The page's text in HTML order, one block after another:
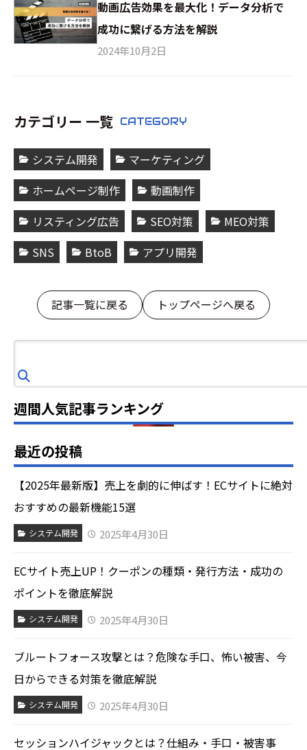
動画広告効果を最大化！データ分析で
成功に繋げる方法を解説
2024年10月2日
カテゴリー 一覧 CATEGORY
システム開発
マーケティング
ホームページ制作
動画制作
リスティング広告
SEO対策
MEO対策
SNS
BtoB アプリ開発
記事一覧に戻る トップページへ戻る
索
週間人気記事ランキング
最近の投稿
【2025年最新版】売上を劇的に伸ばす！ECサイトに絶対
おすすめの最新機能15選
システム開発 2025年4月30日
ECサイト売上UP！クーポンの種類・発行方法・成功の
ポイントを徹底解説
システム開発 2025年4月30日
ブルートフォース攻撃とは？危険な手口、怖い被害、今
日からできる対策を徹底解説
システム開発 2025年4月30日
セッションハイジャックとは？仕組み・手口・被害事